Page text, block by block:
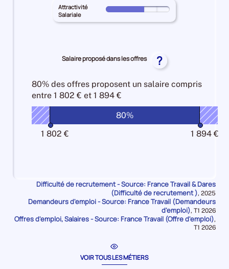
25%
Intensité
d'embauche
pour
les
-
10%
territoire
Manque
main
d'oeuvre
10%
Attractivité
Salariale
Pour
le
MAYENNE
Attractivité
Salariale
50%
Salaire proposé dans les offres ?
80% des offres proposent un salaire compris
entre 1 802 € et 1 894 €
80%
1 802 €
1 894 €
Difficulté de recrutement - Source: France Travail & Dares
(Difficulté de recrutement ), Données
pour
la
période
2025
Demandeurs d'emploi - Source: France Travail (Demandeurs
d'emploi), Données
pour
la
T1 2026
Offres d'emploi, Salaires - Source: France Travail (Offre d'emploi),
Données
T1 2026
VOIR TOUS LES MÉTIERS